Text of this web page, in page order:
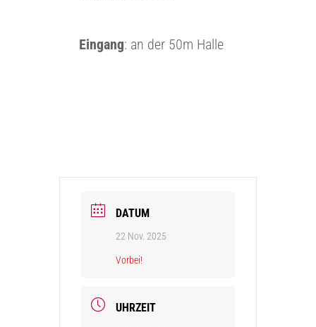
Eingang: an der 50m Halle
DATUM
22 Nov. 2025
Vorbei!
UHRZEIT